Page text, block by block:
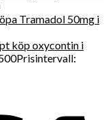
Tramadol 50mg i
köp oxycontin i
Prisintervall: